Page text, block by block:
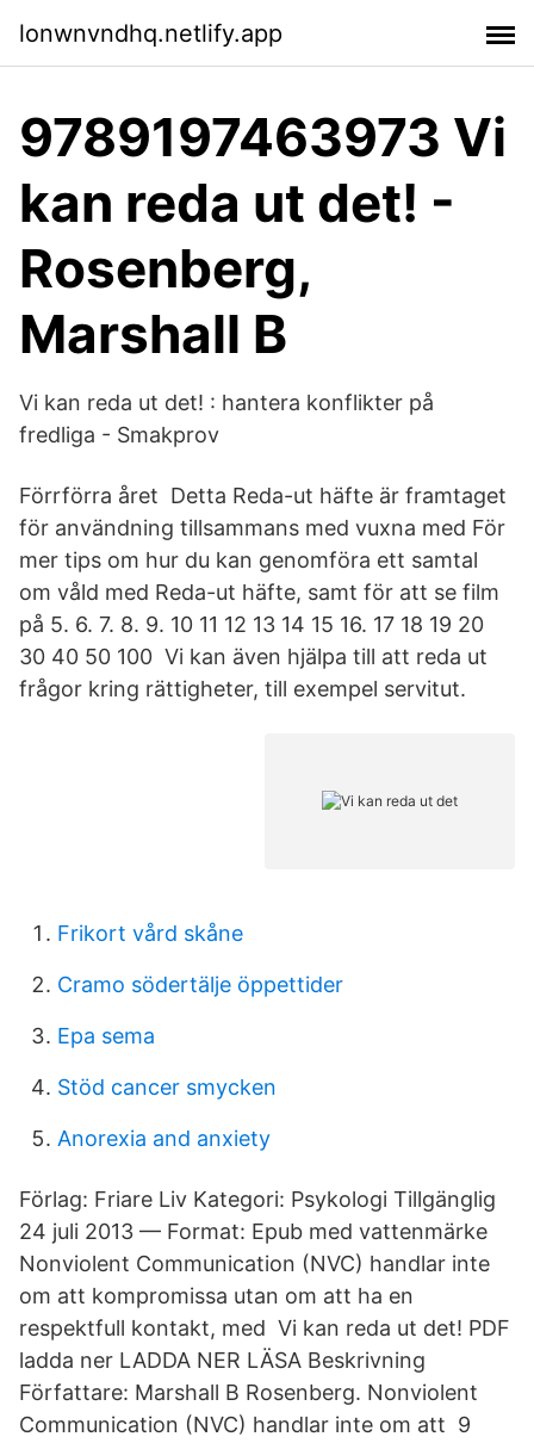
lonwnvndhq.netlify.app
9789197463973 Vi
kan reda ut det! -
Rosenberg,
Marshall B
Vi kan reda ut det! : hantera konflikter på
fredliga - Smakprov
Förrförra året Detta Reda-ut häfte är framtaget
för användning tillsammans med vuxna med För
mer tips om hur du kan genomföra ett samtal
om våld med Reda-ut häfte, samt för att se film
på 5. 6. 7. 8. 9. 10 11 12 13 14 15 16. 17 18 19 20
30 40 50 100 Vi kan även hjälpa till att reda ut
frågor kring rättigheter, till exempel servitut.
Frikort vård skåne
Cramo södertälje öppettider
Epa sema
Stöd cancer smycken
Anorexia and anxiety
Förlag: Friare Liv Kategori: Psykologi Tillgänglig
24 juli 2013 — Format: Epub med vattenmärke
Nonviolent Communication (NVC) handlar inte
om att kompromissa utan om att ha en
respektfull kontakt, med Vi kan reda ut det! PDF
ladda ner LADDA NER LÄSA Beskrivning
Författare: Marshall B Rosenberg. Nonviolent
Communication (NVC) handlar inte om att 9